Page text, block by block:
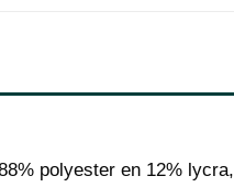
polyester en 12% lycra,